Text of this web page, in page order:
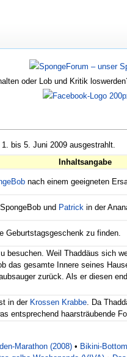
oder Lob und Kritik
bis 5. Juni 2009 ausgestrahlt.
Inhaltsangabe
nach einem geeigneten
und Patrick in der
Geburtstagsgeschenk zu finden.
besuchen. Weil Thaddäus sich
das gesamte Innere seines
zurück. Als er diesen
in der Krossen Krabbe. Da
entsprechend haarsträubende
Marathon (2008) • Bikini-